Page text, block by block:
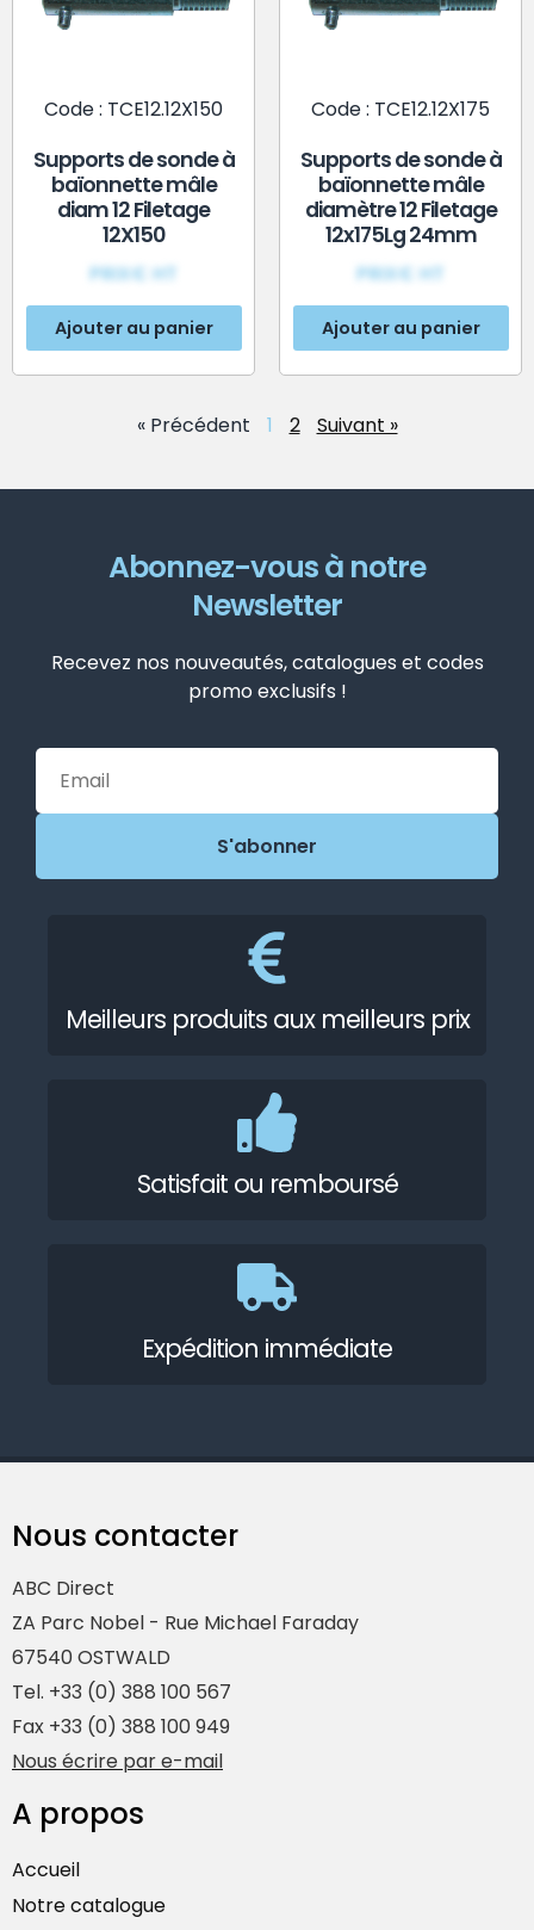
Code : TCE12.12X150
Supports de sonde à
baïonnette mâle
diam 12 Filetage
12X150
PRIX€ HT
Ajouter au panier
Code : TCE12.12X175
Supports de sonde à
baïonnette mâle
diamètre 12 Filetage
12x175Lg 24mm
PRIX€ HT
Ajouter au panier
« Précédent 1 2 Suivant »
Abonnez-vous à notre
Newsletter
Recevez nos nouveautés, catalogues et codes
promo exclusifs !
Meilleurs produits aux meilleurs prix
Satisfait ou remboursé
Expédition immédiate
Nous contacter
ABC Direct
ZA Parc Nobel - Rue Michael Faraday
67540 OSTWALD
Tel. +33 (0) 388 100 567
Fax +33 (0) 388 100 949
Nous écrire par e-mail
A propos
Accueil
Notre catalogue